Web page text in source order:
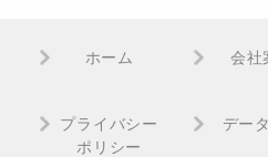
ホーム 会社
プライバシー
ポリシー
デー